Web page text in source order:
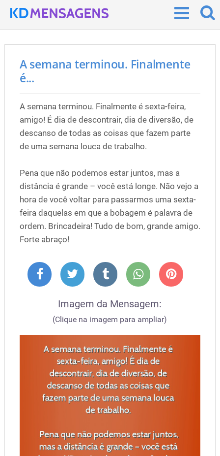
A semana terminou. Finalmente
é...
A semana terminou. Finalmente é sexta-feira,
amigo! É dia de descontrair, dia de diversão, de
descanso de todas as coisas que fazem parte
de uma semana louca de trabalho.
Pena que não podemos estar juntos, mas a
distância é grande – você está longe. Não vejo a
hora de você voltar para passarmos uma sexta-
feira daquelas em que a bobagem é palavra de
ordem. Brincadeira! Tudo de bom, grande amigo.
Forte abraço!
Imagem da Mensagem:
(Clique na imagem para ampliar)